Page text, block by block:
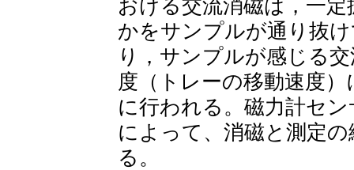
おける交流消磁は，一
かをサンプルが通り抜
り，サンプルが感じる
度（トレーの移動速度
に行われる。磁力計セ
によって、消磁と測定
る。